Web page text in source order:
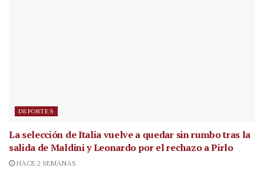
DEPORTES
La selección de Italia vuelve a quedar sin rumbo tras la
salida de Maldini y Leonardo por el rechazo a Pirlo
HACE 2 SEMANAS